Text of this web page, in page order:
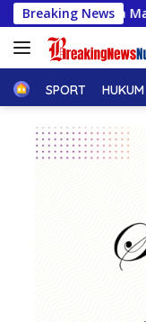
Langsung
ke
konten
Breaking News
Suaka
HomeSPORT